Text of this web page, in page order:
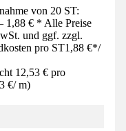
von 20 ST:
1,88 € * Alle Preise
und ggf. zzgl.
pro ST1,88 €*/
12,53 € pro
€/ m)